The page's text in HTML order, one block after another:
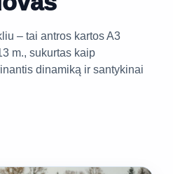
– tai antros kartos A3
m., sukurtas kaip
dinamiką ir santykinai